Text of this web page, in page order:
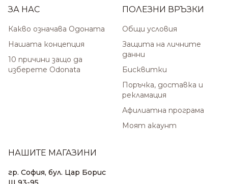
ЗА НАС
Какво означава Одоната
Нашата концепция
10 причини защо да
изберете Odonata
ПОЛЕЗНИ ВРЪЗКИ
Общи условия
Защита на личните
данни
Бисквитки
Поръчка, доставка и
рекламация
Афилиатна програма
Моят акаунт
НАШИТЕ МАГАЗИНИ
гр. София, бул. Цар Борис